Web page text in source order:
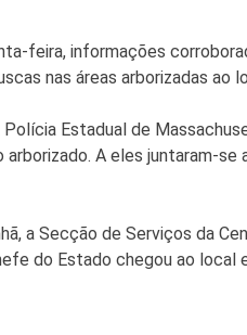
feira, informações
nas áreas arborizadas ao
Estadual de
A eles juntaram-
a Secção de Serviços da
do Estado chegou ao local